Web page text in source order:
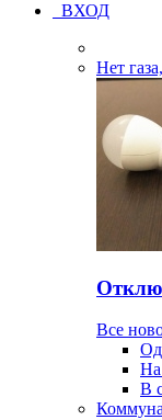
ВХОД
Нет
Все
На
В